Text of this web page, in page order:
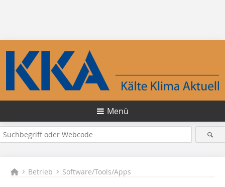
Menü
Betrieb Software/Tools/Apps